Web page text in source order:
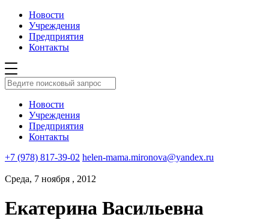
Новости
Учреждения
Предприятия
Контакты
Новости
Учреждения
Предприятия
Контакты
+7 (978) 817-39-02 helen-mama.mironova@yandex.ru
Среда, 7 ноября , 2012
Екатерина Васильевна